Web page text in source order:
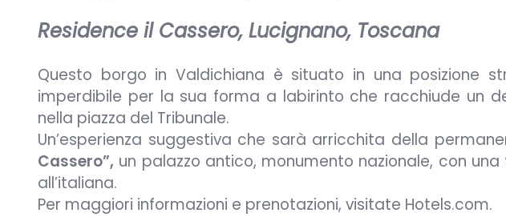
Residence il Cassero, Lucignano, Toscana
Questo borgo in Valdichiana è situato in una posizione
imperdibile per la sua forma a labirinto che racchiude un
nella piazza del Tribunale.
Un’esperienza suggestiva che sarà arricchita della
Cassero”, un palazzo antico, monumento nazionale, con
all’italiana.
Per maggiori informazioni e prenotazioni, visitate Hotels.com.